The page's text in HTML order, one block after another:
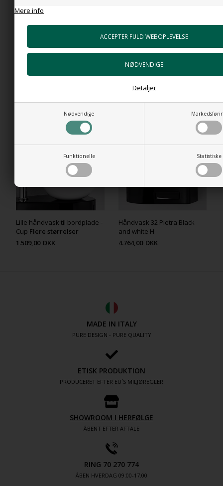
Mere info
Nødvendige
Funktionelle Statistiske
Detaljer
håndvask 26,5 x 33 cm til væg
New Filo - Lille håndvask i
hvid porcelæn
2.083,00 DKK
Lille håndvask til bordplade -
Cup Flere størrelser
1.509,00 DKK
Håndvask 32 Pietra Black
and white H
4.764,00 DKK
MADE IN ITALY
PURE DESIGN - PURE QUALITY
ETISK PRODUKTION
PRODUCERET EFTER EU´S MILJØREGLER
SHOWROOM I HERFØLGE
ÅBENT EFTER AFTALE
RING 70 270 774
ÅBEN HVERDAG 09:00-17.00